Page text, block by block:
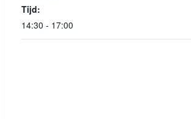
Tijd:
14:30 - 17:00